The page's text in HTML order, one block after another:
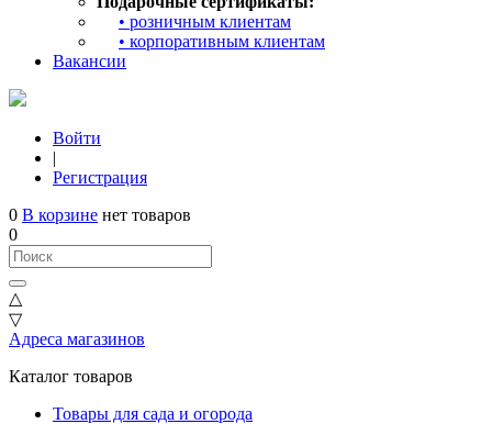
• розничным клиентам
• корпоративным клиентам
Вакансии
Войти
|
Регистрация
0 В корзине нет товаров
0
△
▽
Адреса магазинов
Каталог товаров
Товары для сада и огорода